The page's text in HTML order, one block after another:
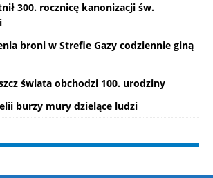
300. rocznicę kanonizacji św.
broni w Strefie Gazy codziennie giną
świata obchodzi 100. urodziny
burzy mury dzielące ludzi